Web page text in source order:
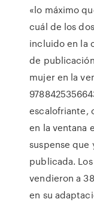
«lo máximo
cuál de los
incluido en la
de
mujer en la
escalofriante,
en la ventana
suspense que
publicada.
vendieron a
en su